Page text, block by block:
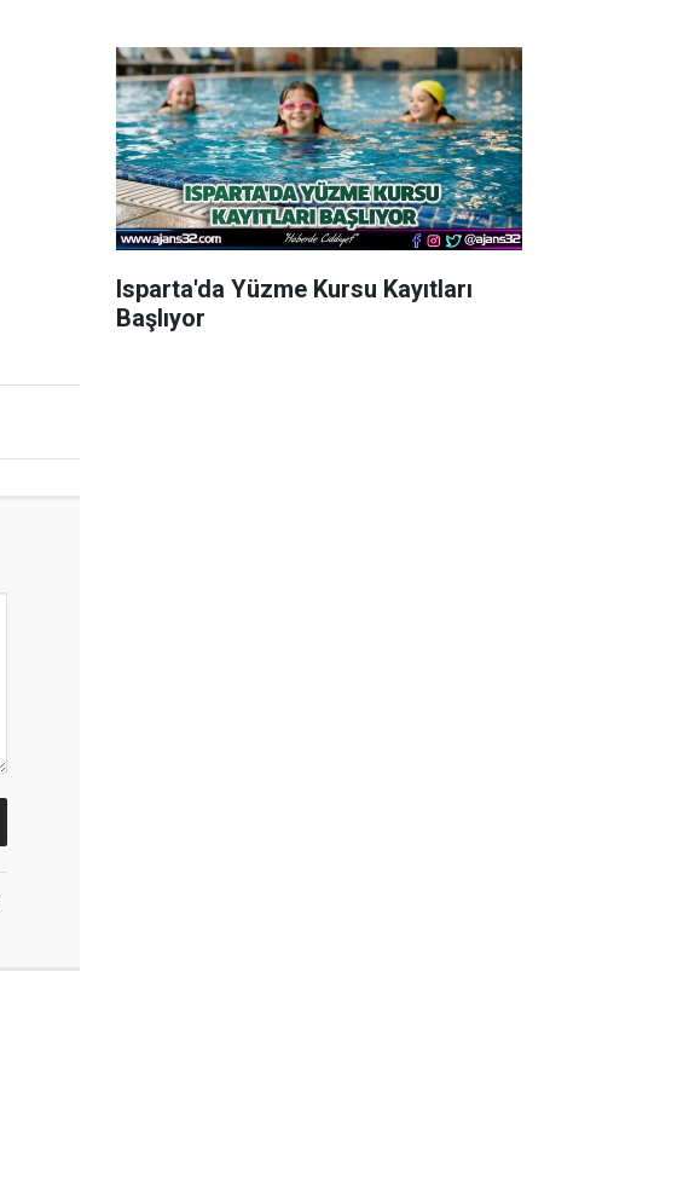
Isparta'da Yüzme Kursu Kayıtları
Başlıyor